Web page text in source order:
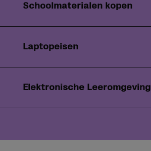
Schoolmaterialen kopen
Laptopeisen
Elektronische Leeromgeving